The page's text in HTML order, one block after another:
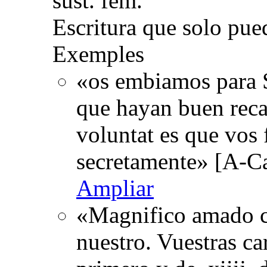
Escritura que solo
Exemples
«os embiamos
que hayan buen
voluntat es que vos
secretamente» [A-
Ampliar
«Magnifico amado
nuestro. Vuestras